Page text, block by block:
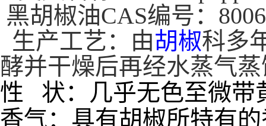
黑胡椒油CAS编号：
生产工艺： 由胡椒科多
酵并干燥后再经水蒸气
性 状：几乎无色至微带
香气：具有胡椒所特有